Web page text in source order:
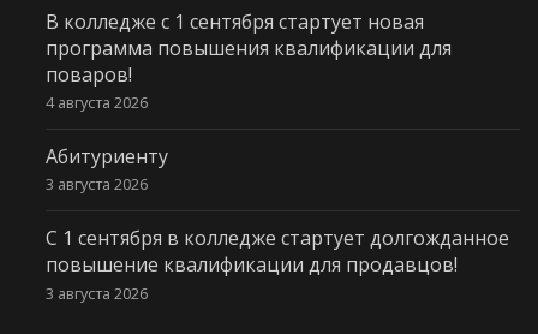
В колледже с 1 сентября стартует новая
программа повышения квалификации для
поваров!
4 августа 2026
Абитуриенту
3 августа 2026
С 1 сентября в колледже стартует долгожданное
повышение квалификации для продавцов!
3 августа 2026